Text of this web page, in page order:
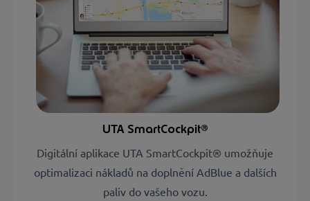
UTA SmartCockpit®
Digitální aplikace UTA SmartCockpit® umožňuje
optimalizaci nákladů na doplnění AdBlue a dalších
paliv do vašeho vozu.